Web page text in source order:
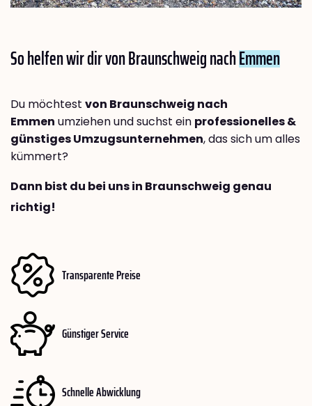
So helfen wir dir von Braunschweig nachEmmen
Du möchtest von Braunschweig nach
Emmen umziehen und suchst ein professionelles &
günstiges Umzugsunternehmen, das sich um alles
kümmert?
Dann bist du bei uns in Braunschweig genau
richtig!
Transparente Preise
Günstiger Service
Schnelle Abwicklung